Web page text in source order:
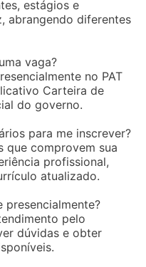
estágios e
abrangendo diferentes
vaga?
no PAT
Carteira de
do governo.
para me inscrever?
que comprovem sua
profissional,
atualizado.
presencialmente?
pelo
dúvidas e obter